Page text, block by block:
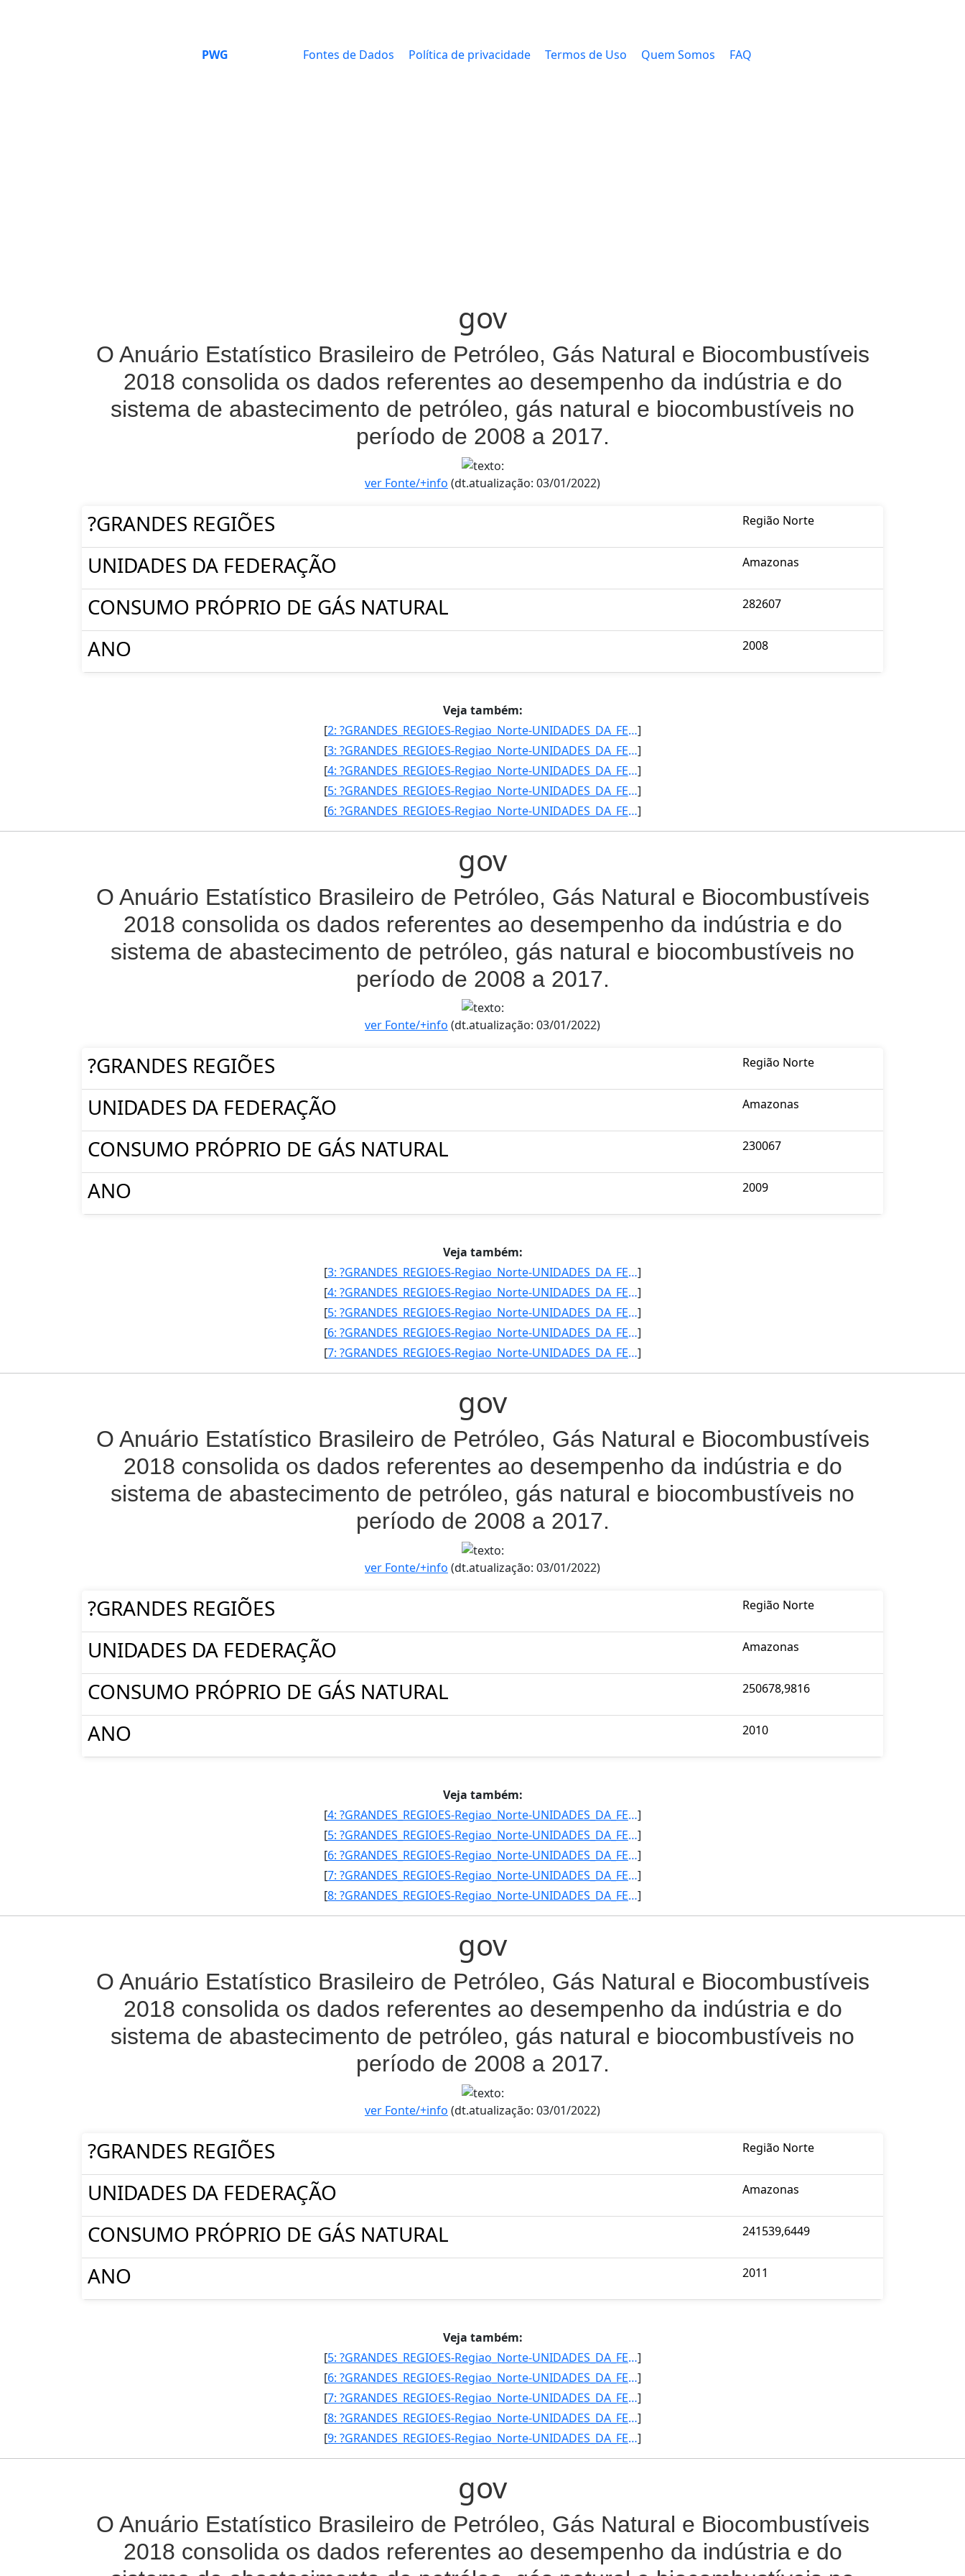
PWG Fontes de Dados Política de privacidade Termos de Uso Quem Somos FAQ
gov
O Anuário Estatístico Brasileiro de Petróleo, Gás Natural e Biocombustíveis
2018 consolida os dados referentes ao desempenho da indústria e do
sistema de abastecimento de petróleo, gás natural e biocombustíveis no
período de 2008 a 2017.
ver Fonte/+info (dt.atualização: 03/01/2022)
?GRANDES REGIÕES Região Norte
UNIDADES DA FEDERAÇÃO Amazonas
CONSUMO PRÓPRIO DE GÁS NATURAL 282607
ANO 2008
Veja também:
[
2: ?GRANDES_REGIOES-Regiao_Norte-UNIDADES_DA_FEDERACAO-Amazonas-CONSUMO_PROPRIO_DE_GAS_NATURAL-230067-A]]
[
3: ?GRANDES_REGIOES-Regiao_Norte-UNIDADES_DA_FEDERACAO-Amazonas-CONSUMO_PROPRIO_DE_GAS_NATURAL-250678-9]]
[
4: ?GRANDES_REGIOES-Regiao_Norte-UNIDADES_DA_FEDERACAO-Amazonas-CONSUMO_PROPRIO_DE_GAS_NATURAL-241539-6]]
[
5: ?GRANDES_REGIOES-Regiao_Norte-UNIDADES_DA_FEDERACAO-Amazonas-CONSUMO_PROPRIO_DE_GAS_NATURAL-236071-5]]
[
6: ?GRANDES_REGIOES-Regiao_Norte-UNIDADES_DA_FEDERACAO-Amazonas-CONSUMO_PROPRIO_DE_GAS_NATURAL-242996-4]]
gov
O Anuário Estatístico Brasileiro de Petróleo, Gás Natural e Biocombustíveis
2018 consolida os dados referentes ao desempenho da indústria e do
sistema de abastecimento de petróleo, gás natural e biocombustíveis no
período de 2008 a 2017.
ver Fonte/+info (dt.atualização: 03/01/2022)
?GRANDES REGIÕES Região Norte
UNIDADES DA FEDERAÇÃO Amazonas
CONSUMO PRÓPRIO DE GÁS NATURAL 230067
ANO 2009
Veja também:
[
3: ?GRANDES_REGIOES-Regiao_Norte-UNIDADES_DA_FEDERACAO-Amazonas-CONSUMO_PROPRIO_DE_GAS_NATURAL-250678-9]]
[
4: ?GRANDES_REGIOES-Regiao_Norte-UNIDADES_DA_FEDERACAO-Amazonas-CONSUMO_PROPRIO_DE_GAS_NATURAL-241539-6]]
[
5: ?GRANDES_REGIOES-Regiao_Norte-UNIDADES_DA_FEDERACAO-Amazonas-CONSUMO_PROPRIO_DE_GAS_NATURAL-236071-5]]
[
6: ?GRANDES_REGIOES-Regiao_Norte-UNIDADES_DA_FEDERACAO-Amazonas-CONSUMO_PROPRIO_DE_GAS_NATURAL-242996-4]]
[
7: ?GRANDES_REGIOES-Regiao_Norte-UNIDADES_DA_FEDERACAO-Amazonas-CONSUMO_PROPRIO_DE_GAS_NATURAL-232958-6]]
gov
O Anuário Estatístico Brasileiro de Petróleo, Gás Natural e Biocombustíveis
2018 consolida os dados referentes ao desempenho da indústria e do
sistema de abastecimento de petróleo, gás natural e biocombustíveis no
período de 2008 a 2017.
ver Fonte/+info (dt.atualização: 03/01/2022)
?GRANDES REGIÕES Região Norte
UNIDADES DA FEDERAÇÃO Amazonas
CONSUMO PRÓPRIO DE GÁS NATURAL 250678,9816
ANO 2010
Veja também:
[
4: ?GRANDES_REGIOES-Regiao_Norte-UNIDADES_DA_FEDERACAO-Amazonas-CONSUMO_PROPRIO_DE_GAS_NATURAL-241539-6]]
[
5: ?GRANDES_REGIOES-Regiao_Norte-UNIDADES_DA_FEDERACAO-Amazonas-CONSUMO_PROPRIO_DE_GAS_NATURAL-236071-5]]
[
6: ?GRANDES_REGIOES-Regiao_Norte-UNIDADES_DA_FEDERACAO-Amazonas-CONSUMO_PROPRIO_DE_GAS_NATURAL-242996-4]]
[
7: ?GRANDES_REGIOES-Regiao_Norte-UNIDADES_DA_FEDERACAO-Amazonas-CONSUMO_PROPRIO_DE_GAS_NATURAL-232958-6]]
[
8: ?GRANDES_REGIOES-Regiao_Norte-UNIDADES_DA_FEDERACAO-Amazonas-CONSUMO_PROPRIO_DE_GAS_NATURAL-228884-2]]
gov
O Anuário Estatístico Brasileiro de Petróleo, Gás Natural e Biocombustíveis
2018 consolida os dados referentes ao desempenho da indústria e do
sistema de abastecimento de petróleo, gás natural e biocombustíveis no
período de 2008 a 2017.
ver Fonte/+info (dt.atualização: 03/01/2022)
?GRANDES REGIÕES Região Norte
UNIDADES DA FEDERAÇÃO Amazonas
CONSUMO PRÓPRIO DE GÁS NATURAL 241539,6449
ANO 2011
Veja também:
[
5: ?GRANDES_REGIOES-Regiao_Norte-UNIDADES_DA_FEDERACAO-Amazonas-CONSUMO_PROPRIO_DE_GAS_NATURAL-236071-5]]
[
6: ?GRANDES_REGIOES-Regiao_Norte-UNIDADES_DA_FEDERACAO-Amazonas-CONSUMO_PROPRIO_DE_GAS_NATURAL-242996-4]]
[
7: ?GRANDES_REGIOES-Regiao_Norte-UNIDADES_DA_FEDERACAO-Amazonas-CONSUMO_PROPRIO_DE_GAS_NATURAL-232958-6]]
[
8: ?GRANDES_REGIOES-Regiao_Norte-UNIDADES_DA_FEDERACAO-Amazonas-CONSUMO_PROPRIO_DE_GAS_NATURAL-228884-2]]
[
9: ?GRANDES_REGIOES-Regiao_Norte-UNIDADES_DA_FEDERACAO-Amazonas-CONSUMO_PROPRIO_DE_GAS_NATURAL-236054-5]]
gov
O Anuário Estatístico Brasileiro de Petróleo, Gás Natural e Biocombustíveis
2018 consolida os dados referentes ao desempenho da indústria e do